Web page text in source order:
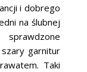
i dobrego
na ślubnej
garnitur
Taki